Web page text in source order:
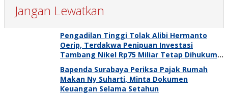
Jangan Lewatkan
Pengadilan Tinggi Tolak Alibi Hermanto
Oerip, Terdakwa Penipuan Investasi
Tambang Nikel Rp75 Miliar Tetap Dihukum 3
Tahun 8 Bulan
Bapenda Surabaya Periksa Pajak Rumah
Makan Ny Suharti, Minta Dokumen
Keuangan Selama Setahun